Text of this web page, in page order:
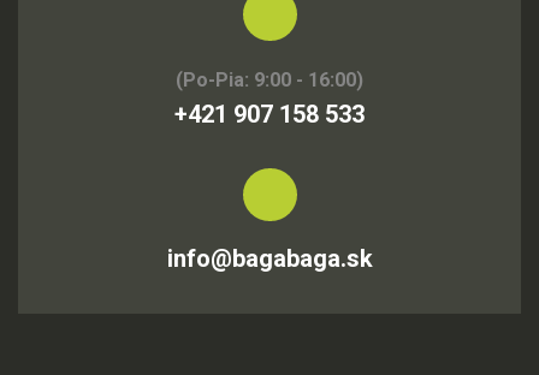
(Po-Pia: 9:00 - 16:00)
+421 907 158 533
info@bagabaga.sk